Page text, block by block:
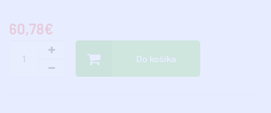
60,78€
Do košíka